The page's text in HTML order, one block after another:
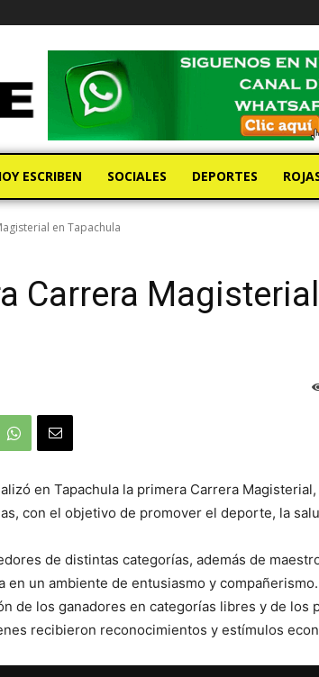
ESCRIBEN SOCIALES DEPORTES
en Tapachula
Carrera
en Tapachula la primera Carrera
con el objetivo de promover el deporte, la
de distintas categorías, además de
en un ambiente de entusiasmo y compañerismo.
de los ganadores en categorías libres y de los
recibieron reconocimientos y estímulos